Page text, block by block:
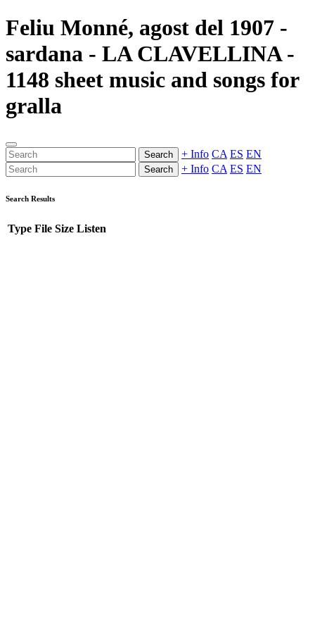
Feliu Monné, agost del 1907 -
sardana - LA CLAVELLINA -
1148 sheet music and songs for
gralla
Search + Info CA ES EN
Search + Info CA ES EN
Search Results
Type File Size Listen